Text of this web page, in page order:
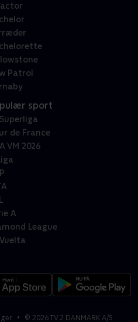
Patrol
sport
de France
VM 2026
A
League
Vuelta
© 2026TV 2 DANMARK A/S